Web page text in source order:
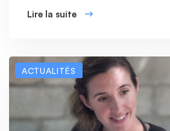
Lire la suite
ACTUALITÉS